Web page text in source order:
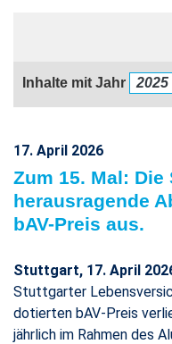
Inhalte mit Jahr 2025
17. April 2026
Zum 15. Mal:
herausragende
bAV-Preis aus.
Stuttgart, 17. April
Stuttgarter
dotierten bAV-Preis
jährlich im Rahmen des